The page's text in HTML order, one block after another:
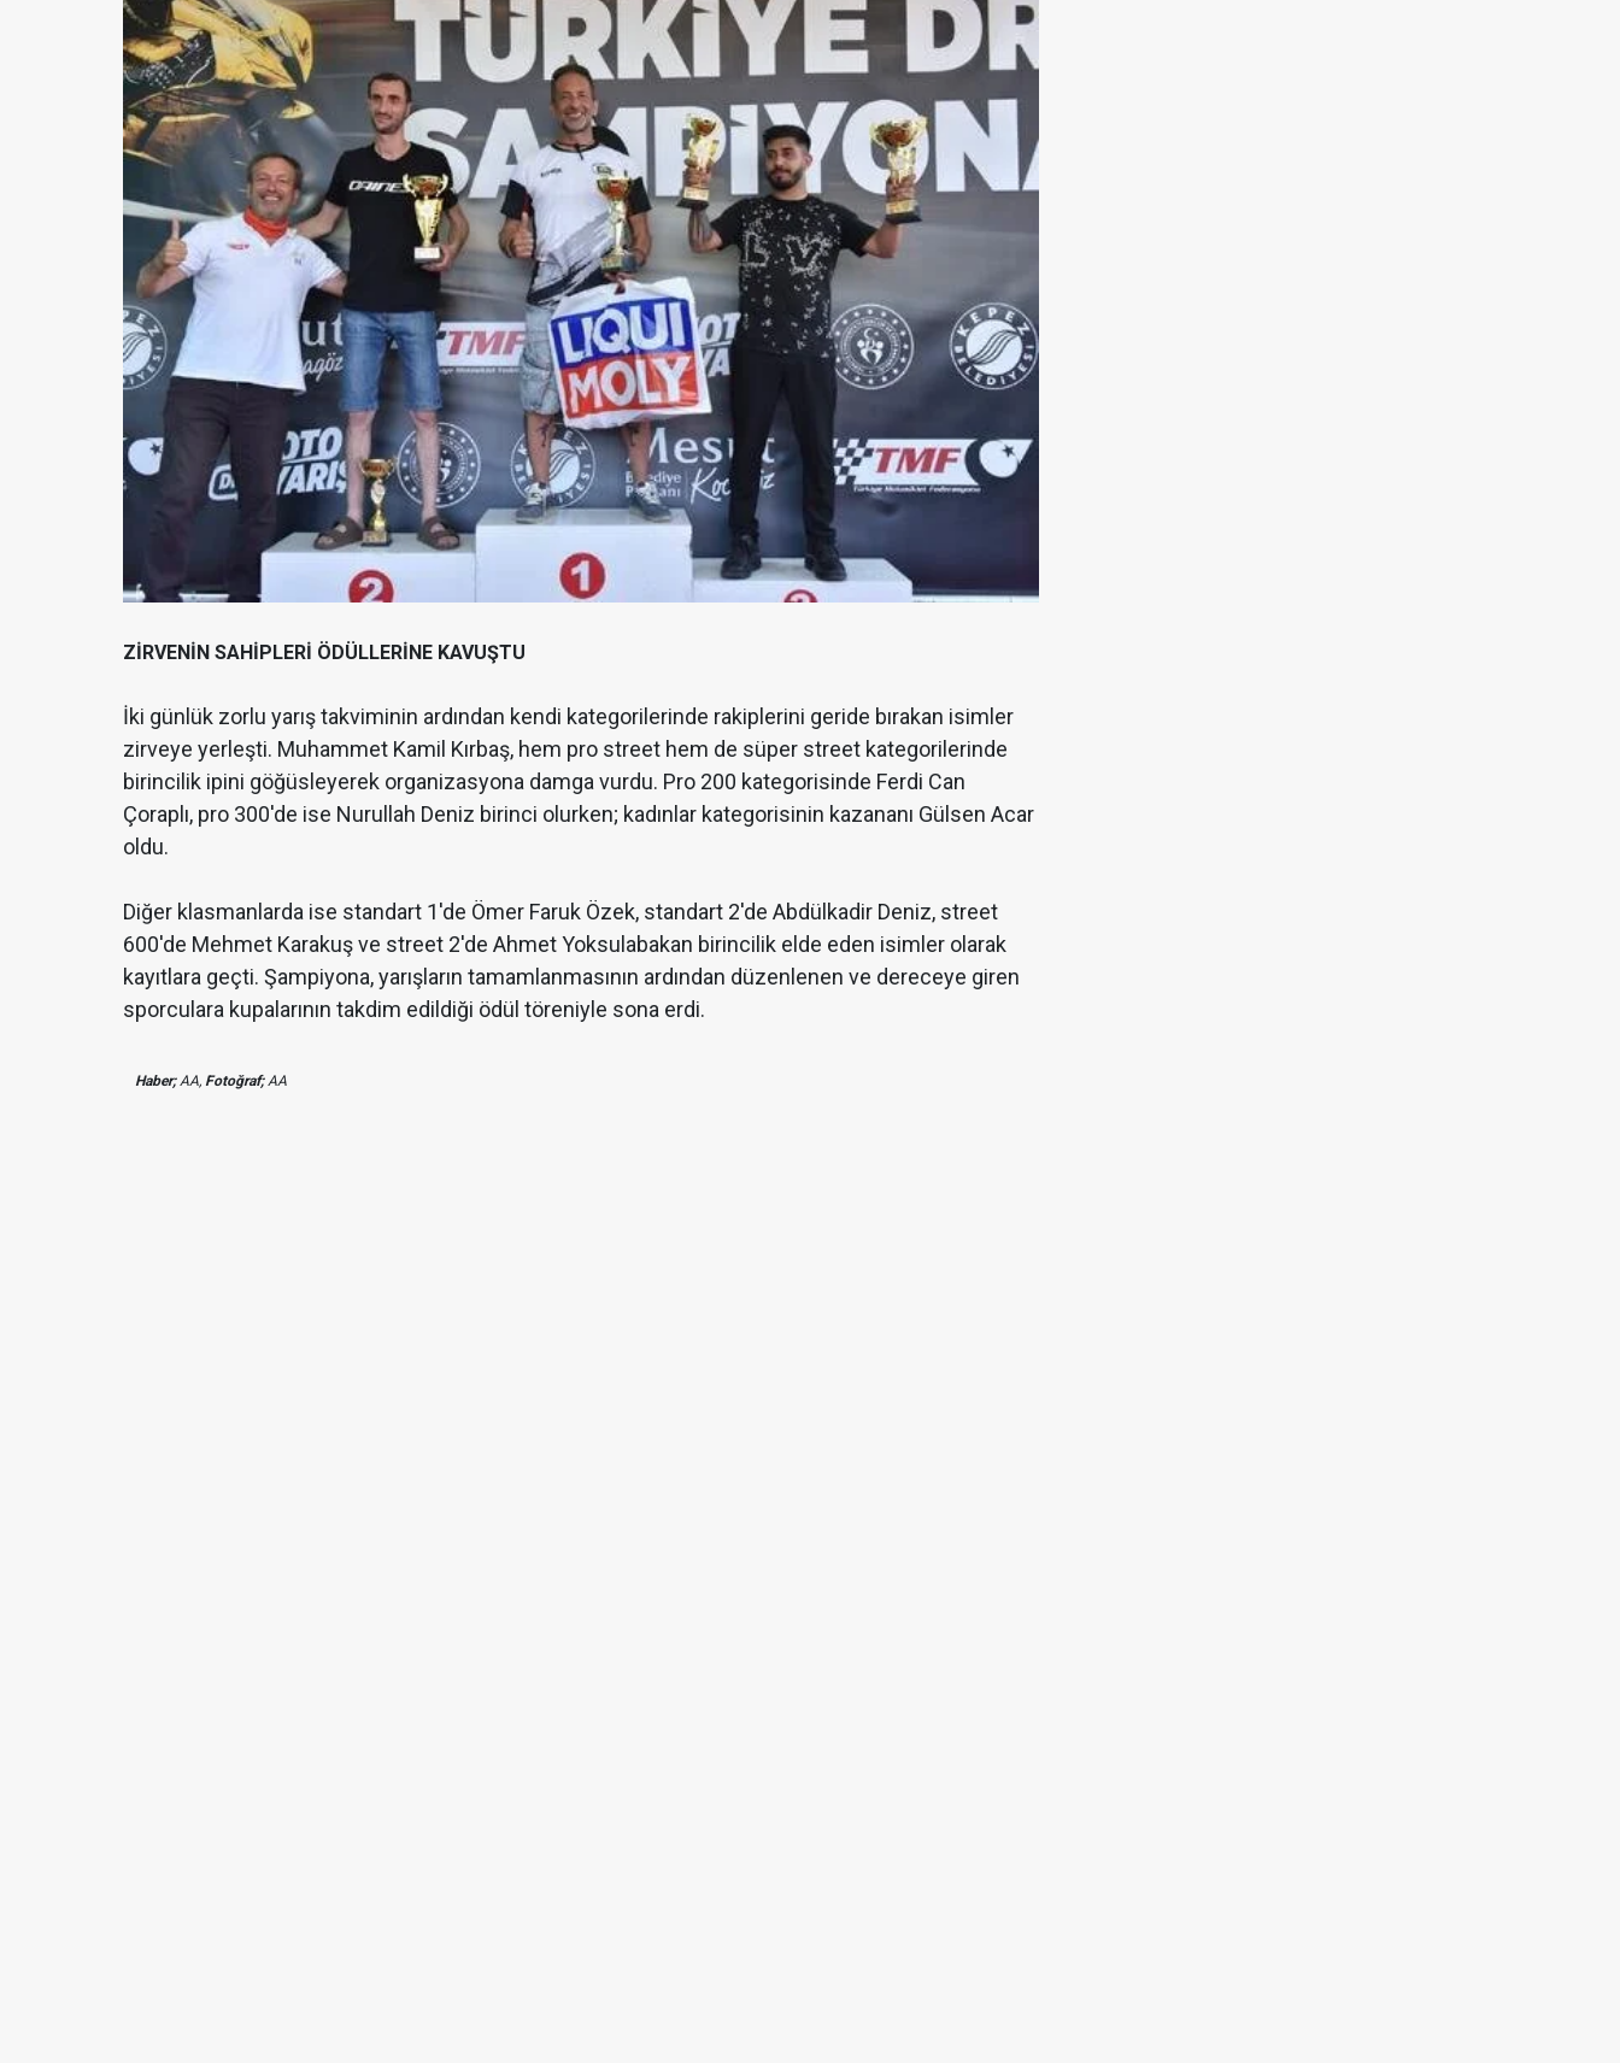
ZİRVENİN SAHİPLERİ ÖDÜLLERİNE KAVUŞTU
İki günlük zorlu yarış takviminin ardından kendi kategorilerinde rakiplerini geride bırakan isimler
zirveye yerleşti. Muhammet Kamil Kırbaş, hem pro street hem de süper street kategorilerinde
birincilik ipini göğüsleyerek organizasyona damga vurdu. Pro 200 kategorisinde Ferdi Can
Çoraplı, pro 300'de ise Nurullah Deniz birinci olurken; kadınlar kategorisinin kazananı Gülsen Acar
oldu.
Diğer klasmanlarda ise standart 1'de Ömer Faruk Özek, standart 2'de Abdülkadir Deniz, street
600'de Mehmet Karakuş ve street 2'de Ahmet Yoksulabakan birincilik elde eden isimler olarak
kayıtlara geçti. Şampiyona, yarışların tamamlanmasının ardından düzenlenen ve dereceye giren
sporculara kupalarının takdim edildiği ödül töreniyle sona erdi.
Haber;AA, Fotoğraf;AA